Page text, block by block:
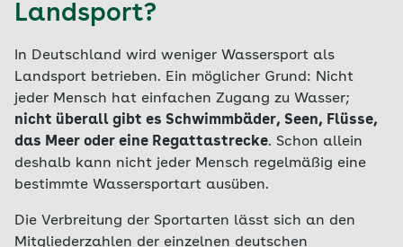
Landsport?
In Deutschland wird weniger Wassersport als
Landsport betrieben. Ein möglicher Grund: Nicht
jeder Mensch hat einfachen Zugang zu Wasser;
nicht überall gibt es Schwimmbäder, Seen, Flüsse,
das Meer oder eine Regattastrecke. Schon allein
deshalb kann nicht jeder Mensch regelmäßig eine
bestimmte Wassersportart ausüben.
Die Verbreitung der Sportarten lässt sich an den
Mitgliederzahlen der einzelnen deutschen